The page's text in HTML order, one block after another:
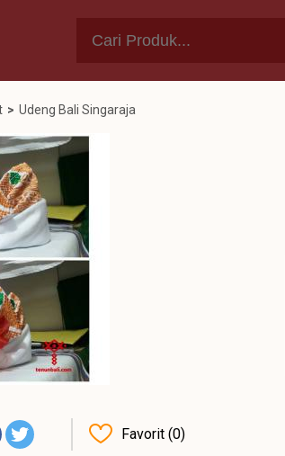
> Udeng Bali Singaraja
Favorit (0)